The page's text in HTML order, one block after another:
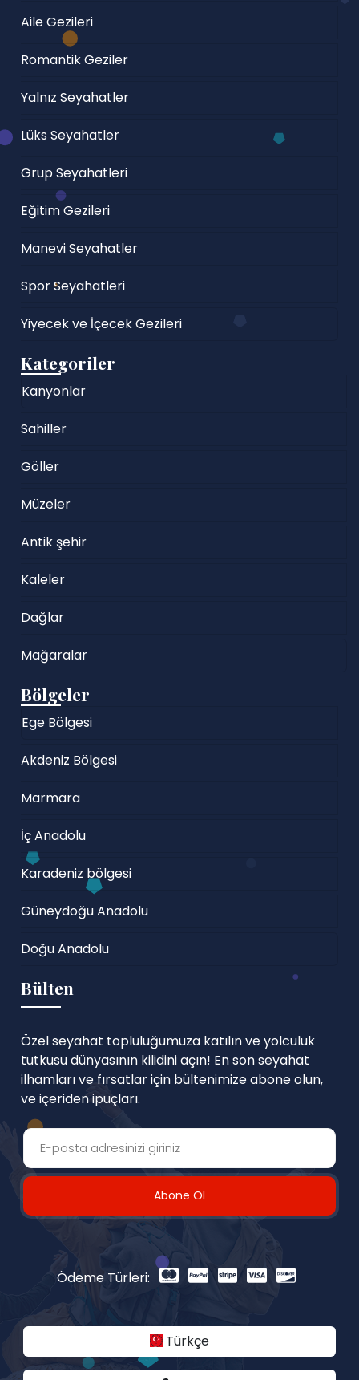
Aile Gezileri
Romantik Geziler
Yalnız Seyahatler
Lüks Seyahatler
Grup Seyahatleri
Eğitim Gezileri
Manevi Seyahatler
Spor Seyahatleri
Yiyecek ve İçecek Gezileri
Kategoriler
Kanyonlar
Sahiller
Göller
Müzeler
Antik şehir
Kaleler
Dağlar
Mağaralar
Bölgeler
Ege Bölgesi
Akdeniz Bölgesi
Marmara
İç Anadolu
Karadeniz bölgesi
Güneydoğu Anadolu
Doğu Anadolu
Bülten
Özel seyahat topluluğumuza katılın ve yolculuk
tutkusu dünyasının kilidini açın! En son seyahat
ilhamları ve fırsatlar için bültenimize abone olun,
ve içeriden ipuçları.
Abone Ol
Ödeme Türleri:
Türkçe